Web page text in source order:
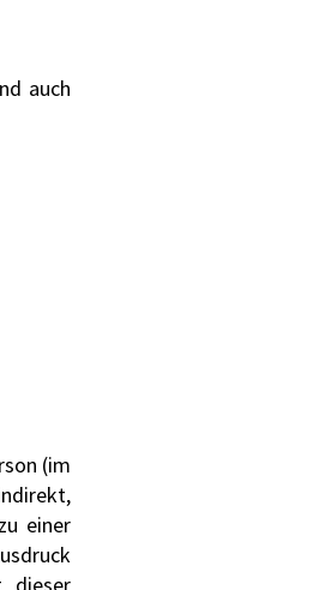
auch
(im
einer